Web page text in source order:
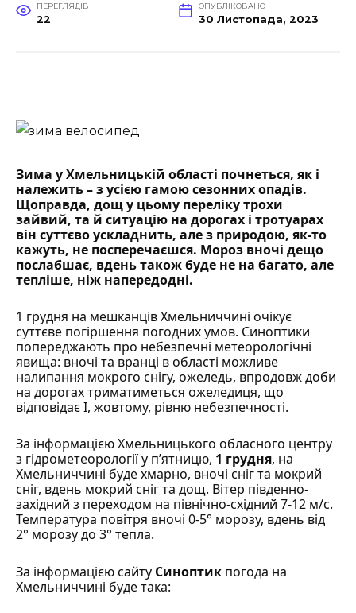
ПЕРЕГЛЯДІВ
22
ОПУБЛІКОВАНО
30 Листопада, 2023
Зима у Хмельницькій області почнеться, як і
належить – з усією гамою сезонних опадів.
Щоправда, дощ у цьому переліку трохи
зайвий, та й ситуацію на дорогах і тротуарах
він суттєво ускладнить, але з природою, як-то
кажуть, не посперечаєшся. Мороз вночі дещо
послабшає, вдень також буде не на багато, але
тепліше, ніж напередодні.
1 грудня на мешканців Хмельниччині очікує
суттєве погіршення погодних умов. Синоптики
попереджають про небезпечні метеорологічні
явища: вночі та вранці в області можливе
налипання мокрого снігу, ожеледь, впродовж доби
на дорогах триматиметься ожеледиця, що
відповідає І, жовтому, рівню небезпечності.
За інформацієюХмельницького обласного центру
з гідрометеорологіїу п’ятницю, 1 грудня, на
Хмельниччині буде хмарно, вночі сніг та мокрий
сніг, вдень мокрий сніг та дощ. Вітер південно-
західний з переходом на північно-східний 7-12 м/с.
Температура повітря вночі 0-5° морозу, вдень від
2° морозу до 3° тепла.
За інформацією сайту Синоптик погода на
Хмельниччині буде така: